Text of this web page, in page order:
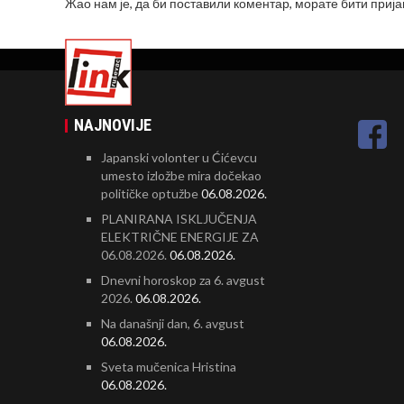
Жао нам је, да би поставили коментар, моратебити
NAJNOVIJE
Japanski volonter u Ćićevcu
umesto izložbe mira dočekao
političke optužbe06.08.2026.
PLANIRANA ISKLJUČENJA
ELEKTRIČNE ENERGIJE ZA
06.08.2026. 06.08.2026.
Dnevni horoskop za 6. avgust
2026. 06.08.2026.
Na današnji dan, 6. avgust
06.08.2026.
Sveta mučenica Hristina
06.08.2026.